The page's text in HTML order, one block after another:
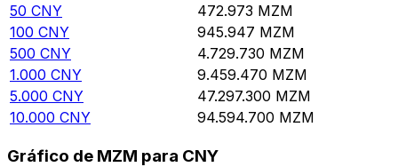
50 CNY 472.973 MZM
100 CNY 945.947 MZM
500 CNY 4.729.730 MZM
1.000 CNY 9.459.470 MZM
5.000 CNY 47.297.300 MZM
10.000 CNY 94.594.700 MZM
Gráfico de MZM para CNY